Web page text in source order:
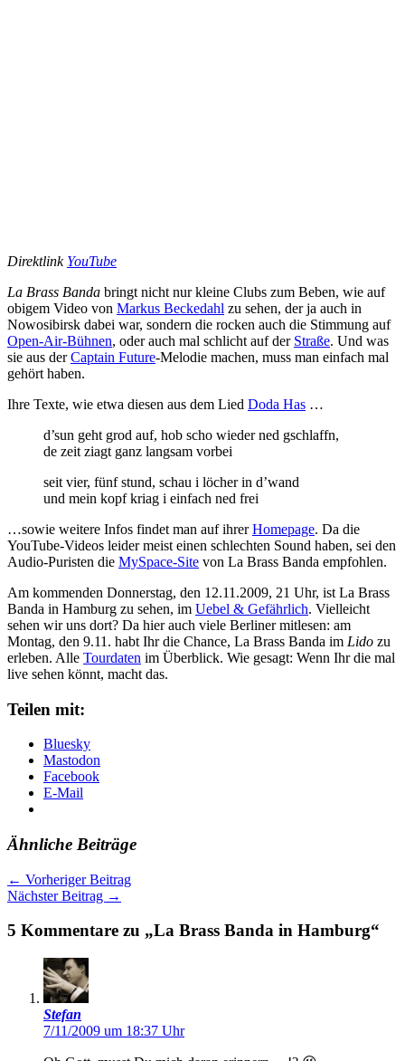
Direktlink YouTube
La Brass Banda bringt nicht nur kleine Clubs zum Beben, wie auf
obigem Video von Markus Beckedahl zu sehen, der ja auch in
Nowosibirsk dabei war, sondern die rocken auch die Stimmung auf
Open-Air-Bühnen, oder auch mal schlicht auf der Straße. Und was
sie aus derCaptain Future-Melodie machen, muss man einfach mal
gehört haben.
Ihre Texte, wie etwa diesen aus dem Lied Doda Has …
d’sun geht grod auf, hob scho wieder ned gschlaffn,
de zeit ziagt ganz langsam vorbei
seit vier, fünf stund, schau i löcher in d’wand
und mein kopf kriag i einfach ned frei
…sowie weitere Infos findet man auf ihrerHomepage. Da die
YouTube-Videos leider meist einen schlechten Sound haben, sei den
Audio-Puristen die MySpace-Site von La Brass Banda empfohlen.
Am kommenden Donnerstag, den 12.11.2009, 21 Uhr, ist La Brass
Banda in Hamburg zu sehen, im Uebel & Gefährlich. Vielleicht
sehen wir uns dort? Da hier auch viele Berliner mitlesen: am
Montag, den 9.11. habt Ihr die Chance, La Brass Banda im Lido zu
erleben. Alle Tourdaten im Überblick. Wie gesagt: Wenn Ihr die mal
live sehen könnt, macht das.
Teilen mit:
Bluesky
Mastodon
Facebook
E-Mail
Ähnliche Beiträge
← Vorheriger Beitrag
Nächster Beitrag →
5 Kommentare zu „La Brass Banda in Hamburg“
Stefan
7/11/2009 um 18:37 Uhr